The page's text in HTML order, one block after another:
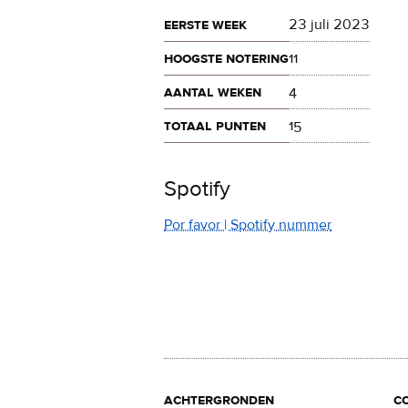
eerste week
23 juli 2023
hoogste notering11
aantal weken
4
totaal punten
15
Spotify
Por favor | Spotify nummer
achtergronden